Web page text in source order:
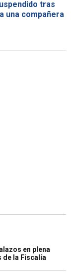
tras
una compañera
en plena
de la Fiscalía